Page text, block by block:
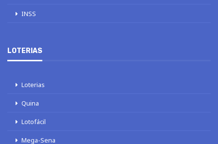
INSS
LOTERIAS
Loterias
Quina
Lotofácil
Mega-Sena